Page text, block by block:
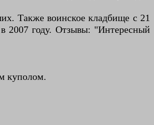
Также воинское кладбище с 21
2007 году. Отзывы: "Интересный
куполом.